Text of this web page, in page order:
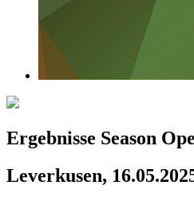
Ergebnisse Season
Leverkusen,